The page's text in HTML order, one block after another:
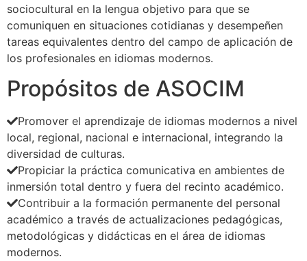
sociocultural en la lengua objetivo para que se
comuniquen en situaciones cotidianas y desempeñen
tareas equivalentes dentro del campo de aplicación de
los profesionales en idiomas modernos.
Propósitos de ASOCIM
Promover el aprendizaje de idiomas modernos a nivel
local, regional, nacional e internacional, integrando la
diversidad de culturas.
Propiciar la práctica comunicativa en ambientes de
inmersión total dentro y fuera del recinto académico.
Contribuir a la formación permanente del personal
académico a través de actualizaciones pedagógicas,
metodológicas y didácticas en el área de idiomas
modernos.